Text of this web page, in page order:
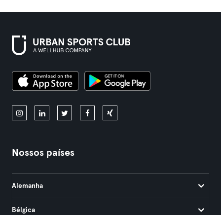
Nossos países
Alemanha
Bélgica